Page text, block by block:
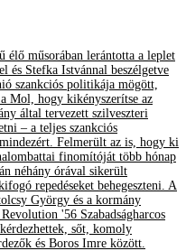
élő műsorában lerántotta a leplet
és Stefka Istvánnal beszélgetve
szankciós politikája mögött,
Mol, hogy kikényszerítse az
által tervezett szilveszteri
– a teljes szankciós
Felmerült az is, hogy ki
finomítóját több hónap
néhány órával sikerült
repedéseket behegeszteni. A
György és a kormány
'56 Szabadságharcos
sőt, komoly
és Boros Imre között.